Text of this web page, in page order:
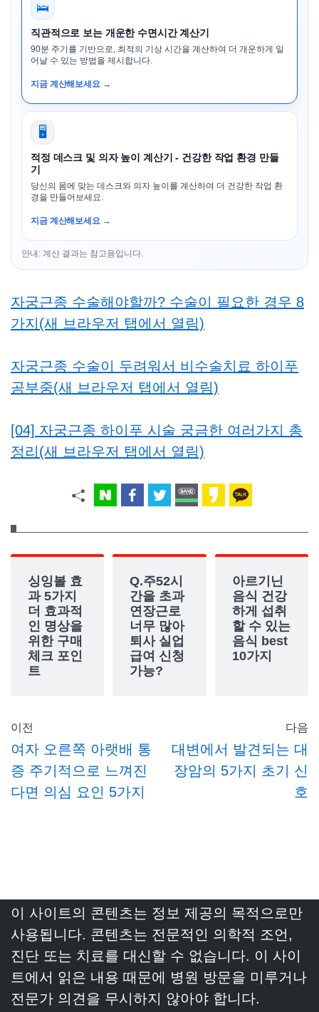
🛌
직관적으로 보는 개운한 수면시간 계산기
90분 주기를 기반으로, 최적의 기상 시간을 계산하여 더 개운하게 일
어날 수 있는 방법을 제시합니다.
지금 계산해보세요 →
🖥️
적정 데스크 및 의자 높이 계산기 - 건강한 작업 환경 만들
기
당신의 몸에 맞는 데스크와 의자 높이를 계산하여 더 건강한 작업 환
경을 만들어보세요.
지금 계산해보세요 →
안내: 계산 결과는 참고용입니다.
자궁근종 수술해야할까? 수술이 필요한 경우 8
가지(새 브라우저 탭에서 열림)
자궁근종 수술이 두려워서 비수술치료 하이푸
공부중(새 브라우저 탭에서 열림)
[04] 자궁근종 하이푸 시술 궁금한 여러가지 총
정리(새 브라우저 탭에서 열림)
싱잉볼 효
과 5가지
더 효과적
인 명상을
위한 구매
체크 포인
트
Q.주52시
간을 초과
연장근로
너무 많아
퇴사 실업
급여 신청
가능?
아르기닌
음식 건강
하게 섭취
할 수 있는
음식 best
10가지
이전
여자 오른쪽 아랫배 통
증 주기적으로 느껴진
다면 의심 요인 5가지
다음
대변에서 발견되는 대
장암의 5가지 초기 신
호
이 사이트의 콘텐츠는 정보 제공의 목적으로만
사용됩니다. 콘텐츠는 전문적인 의학적 조언,
진단 또는 치료를 대신할 수 없습니다. 이 사이
트에서 읽은 내용 때문에 병원 방문을 미루거나
전문가 의견을 무시하지 않아야 합니다.